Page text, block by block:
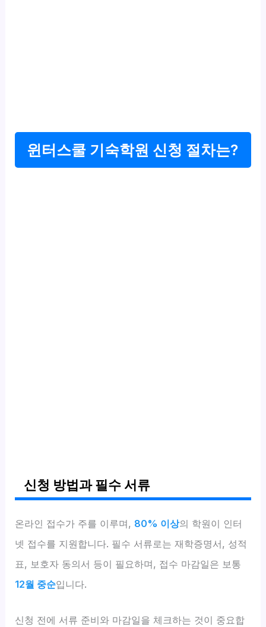
윈터스쿨 기숙학원 신청 절차는?
신청 방법과 필수 서류
온라인 접수가 주를 이루며, 80% 이상의 학원이 인터
넷 접수를 지원합니다. 필수 서류로는 재학증명서, 성적
표, 보호자 동의서 등이 필요하며, 접수 마감일은 보통
12월 중순입니다.
신청 전에 서류 준비와 마감일을 체크하는 것이 중요합